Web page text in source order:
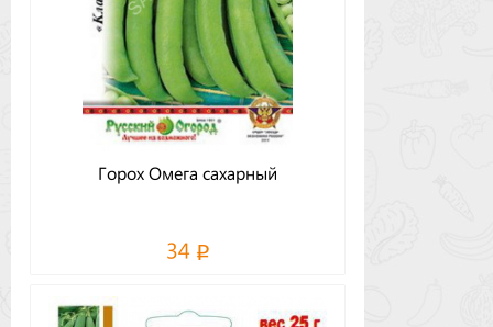
Горох Омега сахарный
34